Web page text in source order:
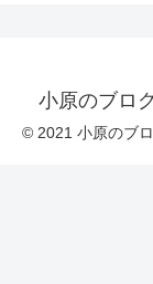
小原のブロ
© 2021 小原のブロ